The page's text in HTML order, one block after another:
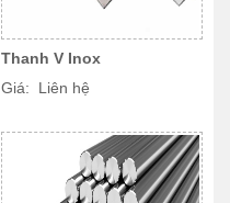
Thanh V Inox
Giá: Liên hệ